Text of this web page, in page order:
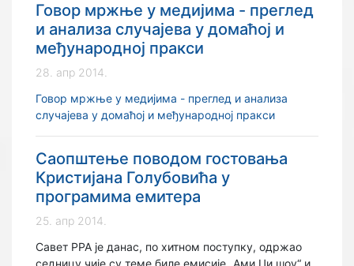
Говор мржње у медијима - преглед
и анализа случајева у домаћој и
међународној пракси
28. апр 2014.
Говор мржње у медијима - преглед и анализа
случајева у домаћој и међународној пракси
Саопштење поводом гостовања
Кристијана Голубовића у
програмима емитера
25. апр 2014.
Савет РРА је данас, по хитном поступку, одржао
седницу чије су теме биле емисије „Ами Џи шоу“ и